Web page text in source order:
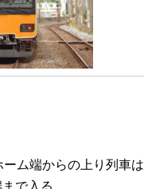
ム端からの上り列車は
で入る。